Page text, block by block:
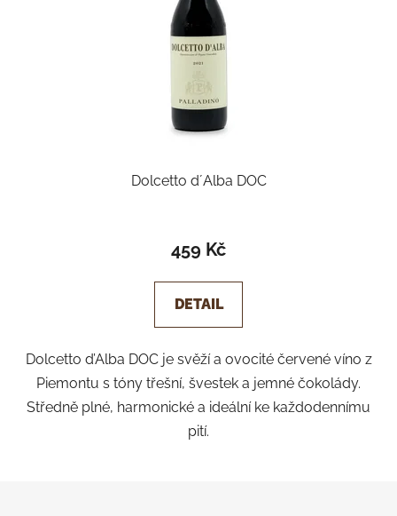
Dolcetto d´Alba DOC
hodnocení
produktu
je
5,0
5
hvězdiček.
459 Kč
DETAIL
Dolcetto d’Alba DOC je svěží a ovocité červené víno z
Piemontu s tóny třešní, švestek a jemné čokolády.
Středně plné, harmonické a ideální ke každodennímu
pití.